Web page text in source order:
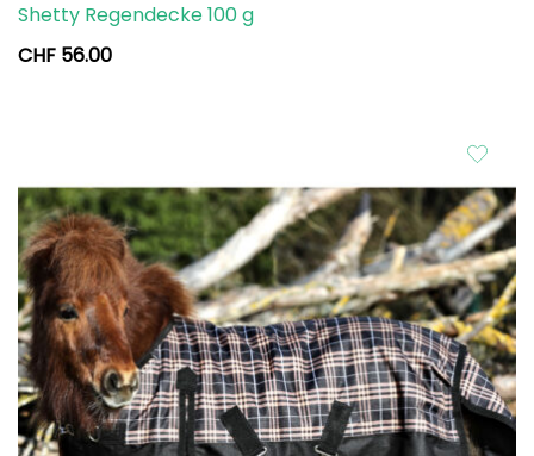
Shetty Regendecke 100 g
CHF 56.00